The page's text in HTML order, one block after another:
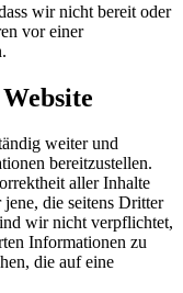
wir nicht bereit oder
vor einer
weiter und
bereitzustellen.
aller Inhalte
die seitens Dritter
wir nicht verpflichtet,
Informationen zu
die auf eine